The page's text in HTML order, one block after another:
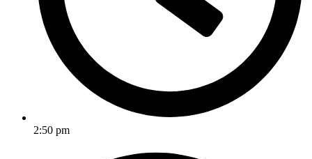
2:50 pm